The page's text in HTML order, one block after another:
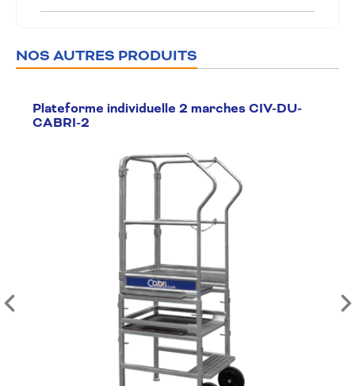
NOS AUTRES PRODUITS
Plateforme individuelle 2 marches CIV-DU-
CABRI-2